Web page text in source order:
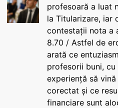
profesoară a luat
la Titularizare, iar
contestații nota a
8.70 / Astfel de
arată ce
profesorii buni, cu
experiență să vină
corectat și ce
financiare sunt